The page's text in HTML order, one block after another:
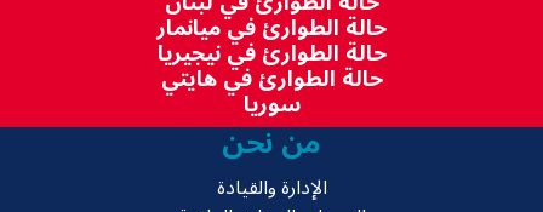
حالة الطوارئ في ميانمار
حالة الطوارئ في نيجيريا
حالة الطوارئ في هايتي
سوريا
من نحن
الإدارة والقيادة